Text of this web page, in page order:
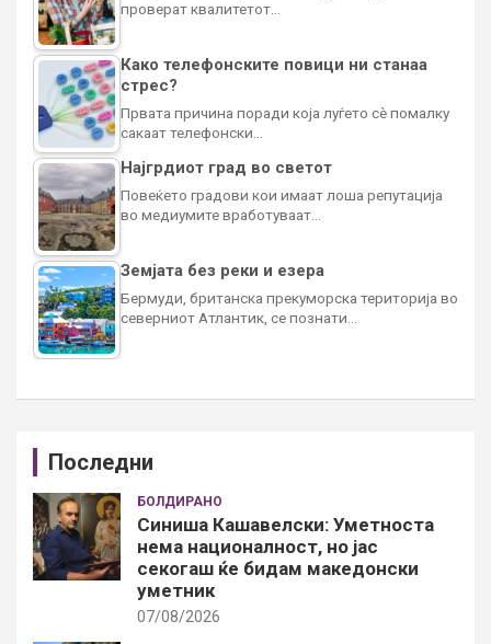
проверат квалитетот…
Како телефонските повици ни станаа
стрес?
Првата причина поради која луѓето сè помалку
сакаат телефонски…
Најгрдиот град во светот
Повеќето градови кои имаат лоша репутација
во медиумите вработуваат…
Земјата без реки и езера
Бермуди, британска прекуморска територија во
северниот Атлантик, се познати…
Последни
БОЛДИРАНО
Синиша Кашавелски: Уметноста
нема националност, но јас
секогаш ќе бидам македонски
уметник
07/08/2026